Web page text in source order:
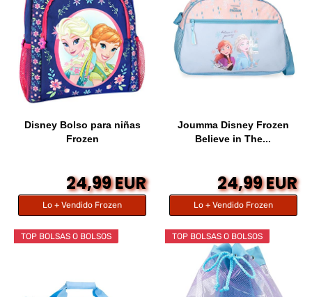
Disney Bolso para niñas
Frozen
24,99 EUR
Lo + Vendido Frozen
Joumma Disney Frozen
Believe in The...
24,99 EUR
Lo + Vendido Frozen
TOP BOLSAS O BOLSOS TOP BOLSAS O BOLSOS